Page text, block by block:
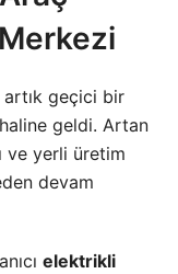
geçici bir
geldi. Artan
ve yerli üretim
devam
elektrikli